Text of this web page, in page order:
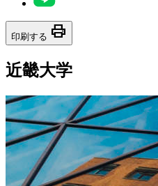
印刷する print
近畿大学